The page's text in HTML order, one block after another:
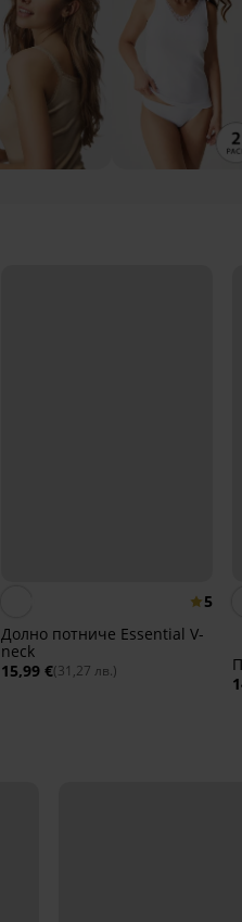
5
Долно потниче Essential V-
neck
15,99 €(31,27 лв.)